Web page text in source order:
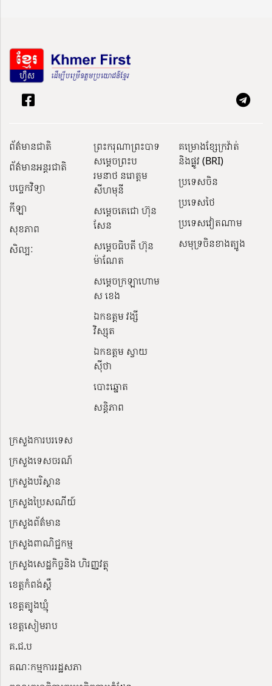
ព័ត៌មានជាតិ
ព័ត៌មានអន្តរជាតិ
បច្ចេកវិទ្យា
កីឡា
សុខភាព
សិល្បៈ
ព្រះករុណាព្រះបាទ
សម្តេចព្រះប
រមនាថ នរោត្តម
សីហមុនី
សម្តេចតេជោ ហ៊ុន
សែន
សម្ដេចធិបតី ហ៊ុន
ម៉ាណែត
សម្ដេចក្រឡាហោម
ស ខេង
ឯកឧត្តម វង្សី
វិស្សុត
ឯកឧត្តម ស្វាយ
ស៊ីថា
បោះឆ្នោត
សន្តិភាព
គម្រោងខ្សែក្រវ៉ាត់
និងផ្លូវ (BRI)
ប្រទេសចិន
ប្រទេសថៃ
ប្រទេសវៀតណាម
សមុទ្រចិនខាងត្បូង
ក្រសួងការបរទេស
ក្រសួងទេសចរណ៍
ក្រសួងបរិស្ថាន
ក្រសួងប្រៃសណីយ៍
ក្រសួងព័ត៌មាន
ក្រសួងពាណិជ្ជកម្ម
ក្រសួងសេដ្ឋកិច្ចនិង ហិរញ្ញវត្ថុ
ខេត្តកំពង់ស្ពឺ
ខេត្តត្បូងឃ្មុំ
ខេត្តសៀមរាប
គ.ជ.ប
គណៈកម្មការរដ្ឋសភា